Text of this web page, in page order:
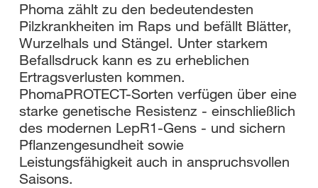
Phoma zählt zu den bedeutendesten
Pilzkrankheiten im Raps und befällt Blätter,
Wurzelhals und Stängel. Unter starkem
Befallsdruck kann es zu erheblichen
Ertragsverlusten kommen.
PhomaPROTECT-Sorten verfügen über eine
starke genetische Resistenz - einschließlich
des modernen LepR1-Gens - und sichern
Pflanzengesundheit sowie
Leistungsfähigkeit auch in anspruchsvollen
Saisons.